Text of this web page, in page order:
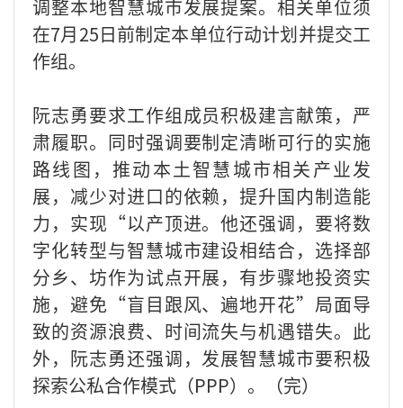
调整本地智慧城市发展提案。相关单位须
在7月25日前制定本单位行动计划并提交工
作组。
阮志勇要求工作组成员积极建言献策，严
肃履职。同时强调要制定清晰可行的实施
路线图，推动本土智慧城市相关产业发
展，减少对进口的依赖，提升国内制造能
力，实现“以产顶进。他还强调，要将数
字化转型与智慧城市建设相结合，选择部
分乡、坊作为试点开展，有步骤地投资实
施，避免“盲目跟风、遍地开花”局面导
致的资源浪费、时间流失与机遇错失。此
外，阮志勇还强调，发展智慧城市要积极
探索公私合作模式（PPP）。（完）